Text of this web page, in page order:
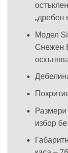
„дребен
Модел
Снежен
избор